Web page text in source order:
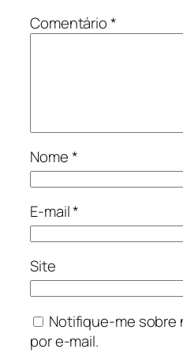
Comentário*
Nome*
E-mail*
Site
Notifique-me sobre
por e-mail.